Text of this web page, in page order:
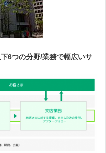
6つの分野/業務で幅広いサ